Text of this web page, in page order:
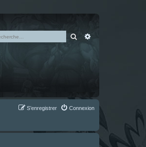
Rechercher
Connexion
S’enregistrer